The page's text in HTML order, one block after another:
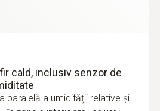
cald, inclusiv senzor de
paralelă a umidității relative și